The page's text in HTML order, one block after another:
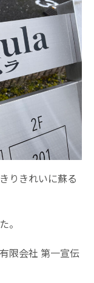
りきれいに蘇る
。
限会社 第一宣伝